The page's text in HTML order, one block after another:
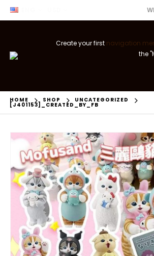
Create your first navigation
the
HOME SHOP UNCATEGORIZED
[J401153]_CREATED_BY_FB